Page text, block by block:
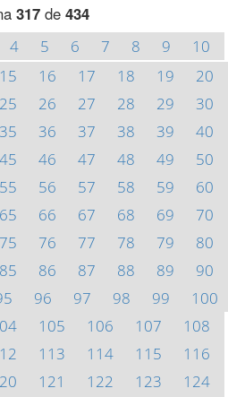
317de 434
4 5 6 7 8 9
10
15 16 17 18 19
20
25 26 27 28 29
30
35 36 37 38 39
40
45 46 47 48 49
50
55 56 57 58 59
60
65 66 67 68 69
70
75 76 77 78 79
80
85 86 87 88 89
90
96 97 98 99
100
105 106 107
108
113 114 115
116
121 122 123
124